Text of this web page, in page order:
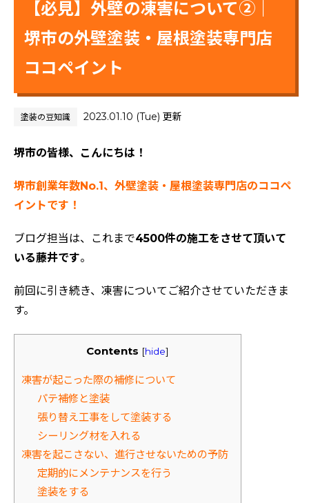
【必見】外壁の凍害について②｜
堺市の外壁塗装・屋根塗装専門店
ココペイント
塗装の豆知識 2023.01.10 (Tue) 更新
堺市の皆様、こんにちは！
堺市創業年数No.1、外壁塗装・屋根塗装専門店のココペ
イントです！
ブログ担当は、これまで4500件の施工をさせて頂いて
いる藤井です。
前回に引き続き、凍害についてご紹介させていただきま
す。
Contents [hide]
凍害が起こった際の補修について
パテ補修と塗装
張り替え工事をして塗装する
シーリング材を入れる
凍害を起こさない、進行させないための予防
定期的にメンテナンスを行う
塗装をする